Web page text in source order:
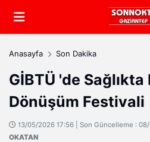
Anasayfa Son Dakika
GİBTÜ 'de
Dönüşüm Festivali
13/05/2026 17:56 | Son Güncelleme :
OKATAN